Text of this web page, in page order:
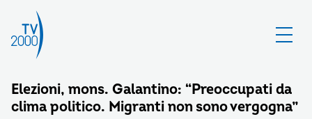
Elezioni, mons. Galantino: “Preoccupati da
clima politico. Migranti non sono vergogna”